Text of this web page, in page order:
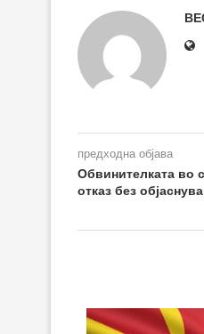
предходна објава
Обвинителката во
отказ без